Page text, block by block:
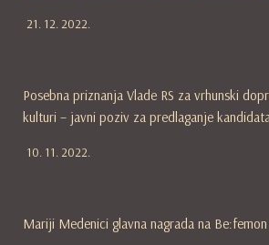
21. 12. 2022.
Posebna priznanja Vlade RS za vrhunski
kulturi – javni poziv za predlaganje
10. 11. 2022.
Mariji Medenici glavna nagrada na Be:femon